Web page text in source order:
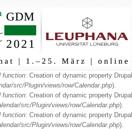
function: Creation of dynamic property
src/Plugin/views/row/Calendar.php).
function: Creation of dynamic property
src/Plugin/views/row/Calendar.php).
function: Creation of dynamic property
src/Plugin/views/row/Calendar.php).